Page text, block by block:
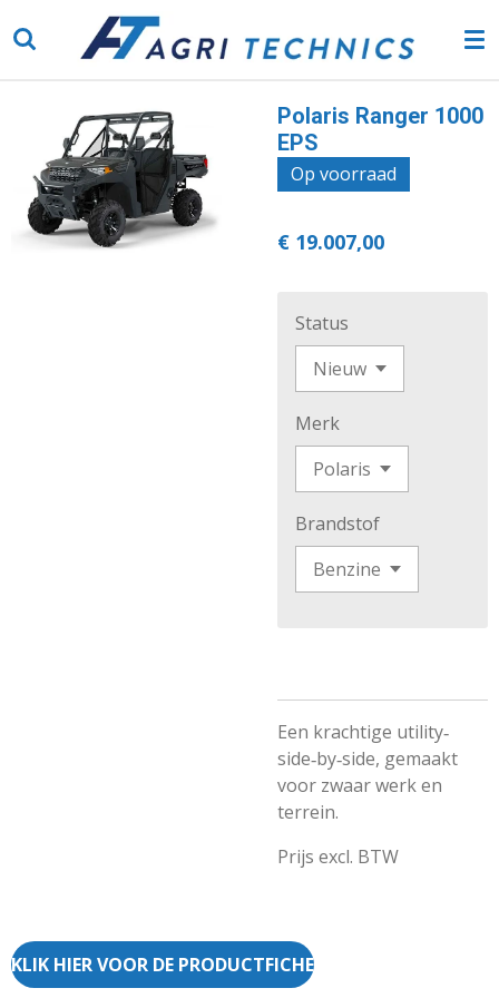
direct
hoofdinhoud
Polaris Ranger 1000
EPS
Op voorraad
€ 19.007,00
Status
Merk
Brandstof
Een krachtige utility‐
side‑by‑side, gemaakt
voor zwaar werk en
terrein.
Prijs excl. BTW
KLIK HIER VOOR DE PRODUCTFICHE